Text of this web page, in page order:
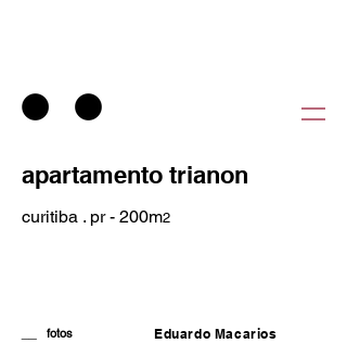
apartamento trianon
curitiba . pr - 200m2
fotos Eduardo Macarios